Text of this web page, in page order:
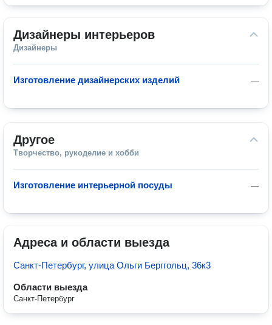
Дизайнеры интерьеров
Дизайнеры
—
Изготовление дизайнерских изделий
Другое
Творчество, рукоделие и хобби
—
Изготовление интерьерной посуды
Адреса и области выезда
Санкт-Петербург, улица Ольги Берггольц, 36к3
Области выезда
Санкт-Петербург